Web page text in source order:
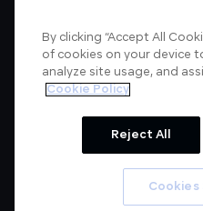
About us Articles
Verified
By clicking “Accept All
of cookies on your device
analyze site usage, and
Cookie Policy
Reject All